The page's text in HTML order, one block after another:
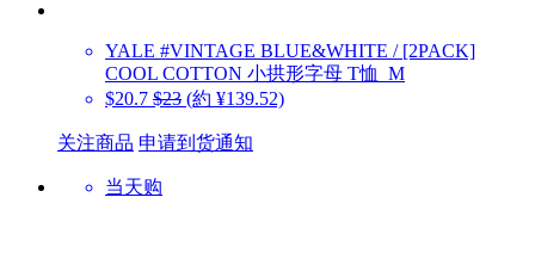
YALE #VINTAGE BLUE&WHITE / [2PACK]
COOL COTTON 小拱形字母 T恤_M
$20.7 $23 (約 ¥139.52)
关注商品 申请到货通知
当天购